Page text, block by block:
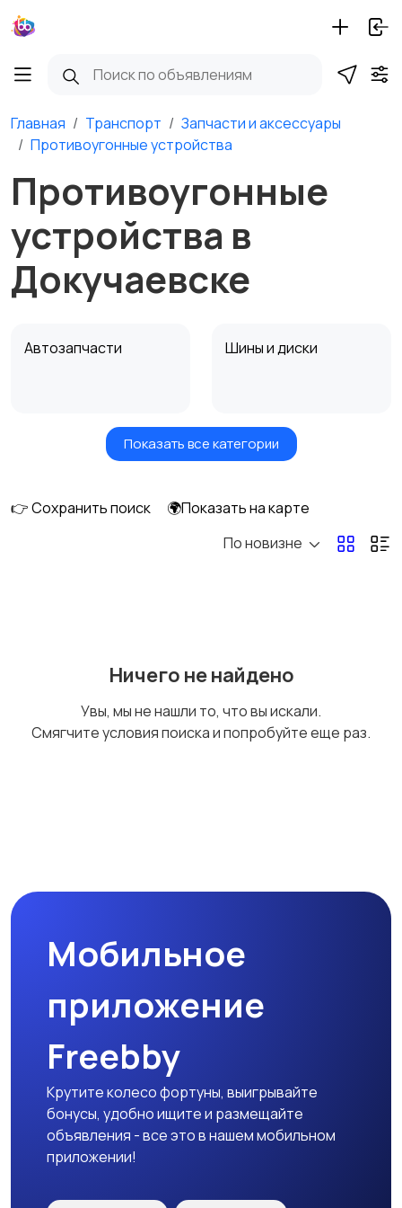
Главная Транспорт
Запчасти и аксессуары
Противоугонные устройства
Противоугонные
устройства в
Докучаевске
Автозапчасти Шины и диски
Масла и автохимия
Автоэлектроника и
Аудио и видео
фаркопы
Показать все категории
👉 Сохранить поиск
🌍Показать на карте
По новизне
Ничего не найдено
Увы, мы не нашли то, что вы искали.
Смягчите условия поиска и попробуйте еще раз.
Мобильное
приложение
Freebby
Крутите колесо фортуны, выигрывайте
бонусы, удобно ищите и размещайте
объявления - все это в нашем мобильном
приложении!